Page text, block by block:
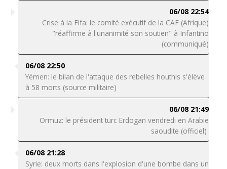
06/08 22:54
Crise à la Fifa: le comité exécutif de la CAF (Afrique)
"réaffirme à l'unanimité son soutien" à Infantino
(communiqué)
06/08 22:50
Yémen: le bilan de l'attaque des rebelles houthis s'élève
à 58 morts (source militaire)
06/08 21:49
Ormuz: le président turc Erdogan vendredi en Arabie
saoudite (officiel)
06/08 21:28
Syrie: deux morts dans l'explosion d'une bombe dans un